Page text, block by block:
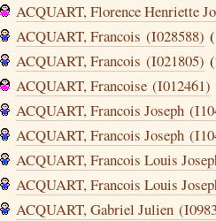
ACQUART, Florence Henriette
ACQUART, Francois (I028588)
ACQUART, Francois (I021805)
ACQUART, Francoise (I012461)
ACQUART, Francois Joseph
ACQUART, Francois Joseph
ACQUART, Francois Louis
ACQUART, Francois Louis
ACQUART, Gabriel Julien